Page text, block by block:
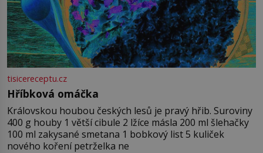
tisicereceptu.cz
Hříbková omáčka
Královskou houbou českých lesů je pravý hřib. Suroviny
400 g houby 1 větší cibule 2 lžíce másla 200 ml šlehačky
100 ml zakysané smetana 1 bobkový list 5 kuliček
nového koření petrželka ne